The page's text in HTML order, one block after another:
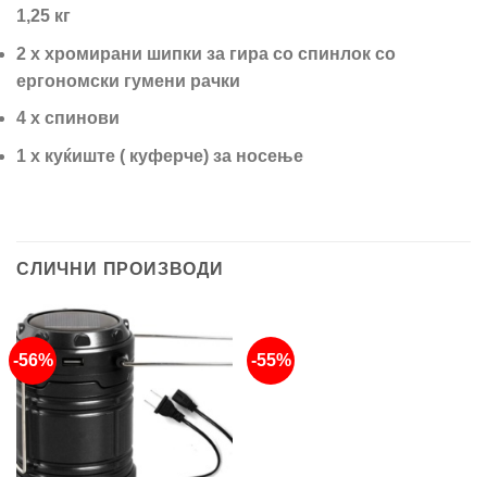
1,25 кг
2 x хромирани шипки за гира со спинлок со
ергономски гумени рачки
4 x спинови
1 x куќиште ( куферче) за носење
СЛИЧНИ ПРОИЗВОДИ
-56% -55%